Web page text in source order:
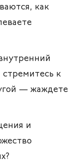
как
к
— жаждете
и